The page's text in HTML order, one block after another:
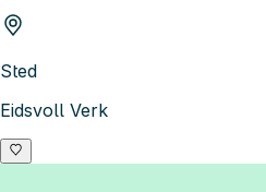
Sted
Eidsvoll Verk